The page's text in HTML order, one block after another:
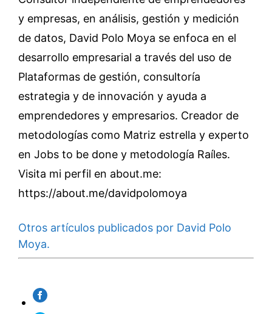
y empresas, en análisis, gestión y medición
de datos, David Polo Moya se enfoca en el
desarrollo empresarial a través del uso de
Plataformas de gestión, consultoría
estrategia y de innovación y ayuda a
emprendedores y empresarios. Creador de
metodologías como Matriz estrella y experto
en Jobs to be done y metodología Raíles.
Visita mi perfil en about.me:
https://about.me/davidpolomoya
Otros artículos publicados por David Polo
Moya.